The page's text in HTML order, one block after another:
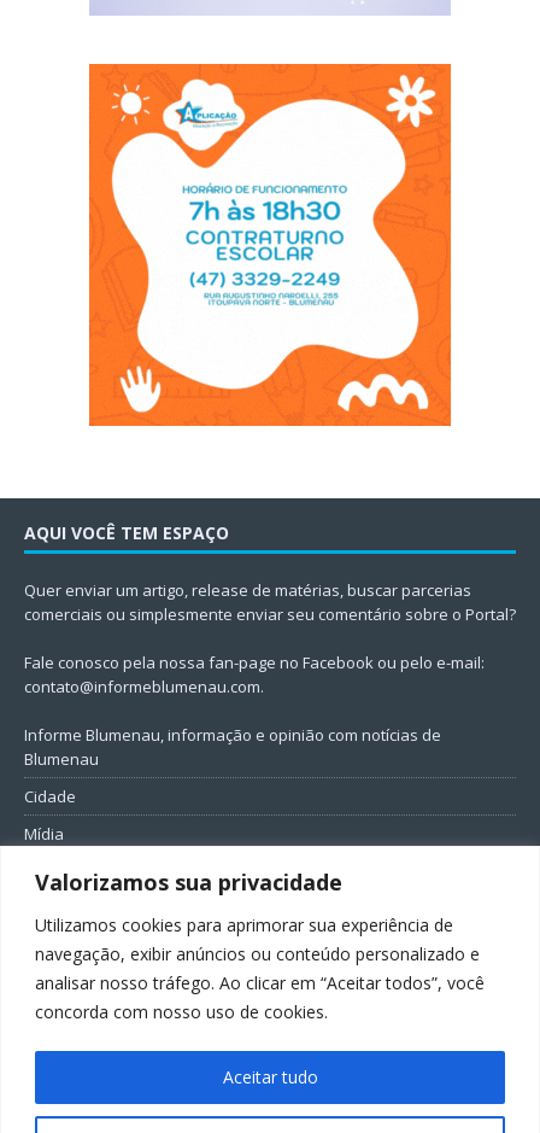
Valorizamos sua privacidade
Utilizamos cookies para aprimorar sua experiência de
navegação, exibir anúncios ou conteúdo personalizado e
analisar nosso tráfego. Ao clicar em “Aceitar todos”, você
concorda com nosso uso de cookies.
Aceitar tudo
AQUI VOCÊ TEM ESPAÇO
Quer enviar um artigo, release de matérias, buscar parcerias
comerciais ou simplesmente enviar seu comentário sobre o Portal?
Fale conosco pela nossa fan-page no Facebook ou pelo e-mail:
contato@informeblumenau.com.
Informe Blumenau, informação e opinião com notícias de
Blumenau
Cidade
Mídia
Entretenimento
Política